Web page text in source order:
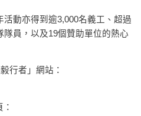
活動亦得到逾3,000名義工、超過
隊員，以及19個贊助單位的熱心
行者」網站：